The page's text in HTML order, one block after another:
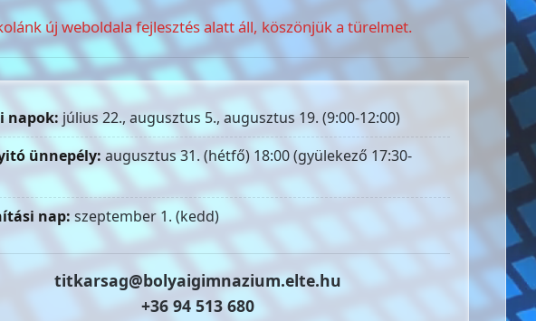
új weboldala fejlesztés alatt áll, köszönjük a türelmet.
napok: július 22., augusztus 5., augusztus 19. (9:00-12:00)
ünnepély: augusztus 31. (hétfő) 18:00 (gyülekező 17:30-
nap: szeptember 1. (kedd)
titkarsag@bolyaigimnazium.elte.hu
+36 94 513 680